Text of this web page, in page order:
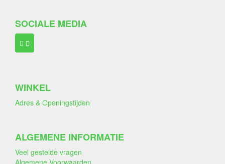
SOCIALE MEDIA
WINKEL
Adres & Openingstijden
ALGEMENE INFORMATIE
Veel gestelde vragen